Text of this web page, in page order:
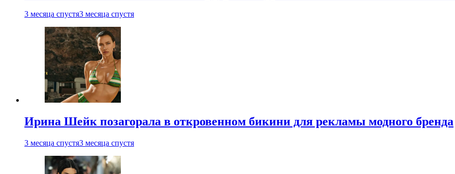
3 месяца спустя3 месяца спустя
Ирина Шейк позагорала в откровенном бикини для рекламы модного бренда
3 месяца спустя3 месяца спустя